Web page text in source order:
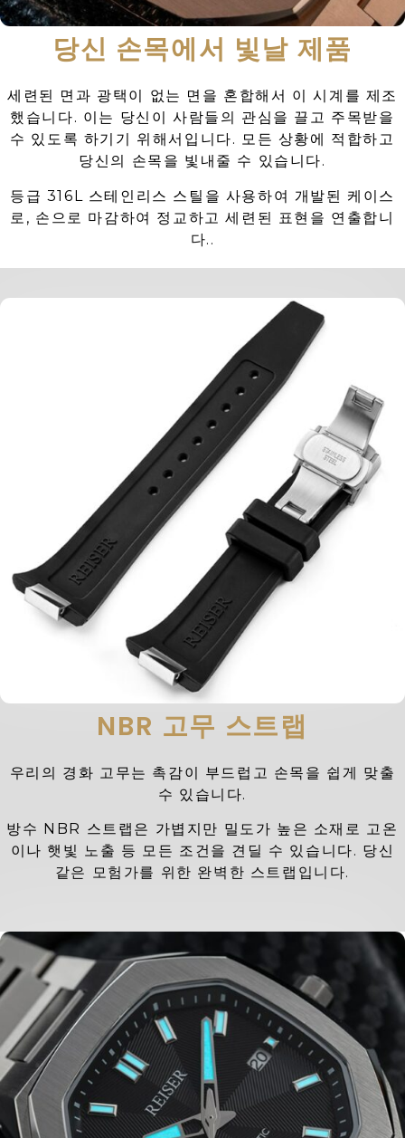
당신 손목에서 빛날 제품
세련된 면과 광택이 없는 면을 혼합해서 이 시계를 제조
했습니다. 이는 당신이 사람들의 관심을 끌고 주목받을
수 있도록 하기기 위해서입니다. 모든 상황에 적합하고
당신의 손목을 빛내줄 수 있습니다.
등급 316L 스테인리스 스틸을 사용하여 개발된 케이스
로, 손으로 마감하여 정교하고 세련된 표현을 연출합니
다..
NBR 고무 스트랩
우리의 경화 고무는 촉감이 부드럽고 손목을 쉽게 맞출
수 있습니다.
방수 NBR 스트랩은 가볍지만 밀도가 높은 소재로 고온
이나 햇빛 노출 등 모든 조건을 견딜 수 있습니다. 당신
같은 모험가를 위한 완벽한 스트랩입니다.